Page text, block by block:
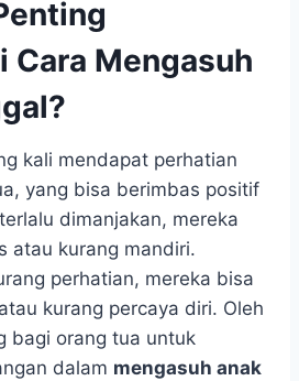
Cara Mengasuh
kali mendapat perhatian
yang bisa berimbas positif
dimanjakan, mereka
atau kurang mandiri.
perhatian, mereka bisa
kurang percaya diri. Oleh
bagi orang tua untuk
dalam mengasuh anak